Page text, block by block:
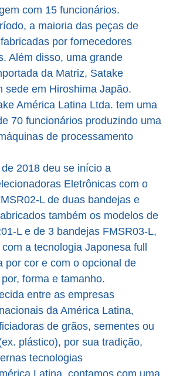
com 15 funcionários.
a maioria das peças de
por fornecedores
Além disso, uma grande
da Matriz, Satake
sede em Hiroshima Japão.
América Latina Ltda. tem uma
70 funcionários produzindo uma
de processamento
2018 deu se início a
Eletrônicas com o
L de duas bandejas e
também os modelos de
L e de 3 bandejas FMSR03-L,
a tecnologia Japonesa full
por cor e com o opcional de
forma e tamanho.
entre as empresas
da América Latina,
de grãos, sementes ou
plástico), por sua tradição,
tecnologias
Latina, contamos com uma